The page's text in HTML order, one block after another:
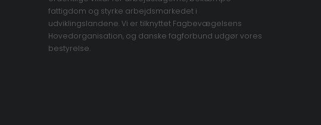
fattigdom og styrke arbejdsmarkedet i
udviklingslandene. Vi er tilknyttet Fagbevægelsens
Hovedorganisation, og danske fagforbund udgør vores
bestyrelse.